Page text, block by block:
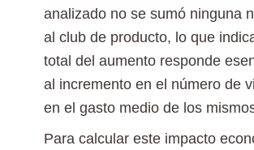
analizado no se sumó ninguna
al club de producto, lo que
total del aumento responde
al incremento en el número de
en el gasto medio de los
Para calcular este impacto